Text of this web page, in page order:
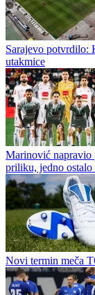
Partizan kreće
Partizan je s
konferencije, ali
večeras dočekuju
Sloboda
Majevicu
Sarajevo potvrdilo:
utakmice